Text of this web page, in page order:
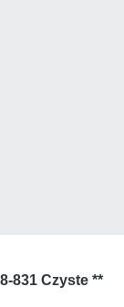
831 Czyste **